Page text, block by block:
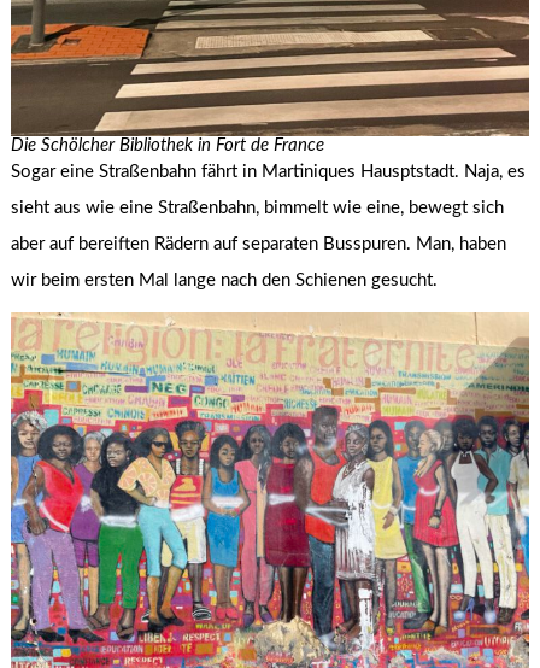
Die Schölcher Bibliothek in Fort de France
Sogar eine Straßenbahn fährt in Martiniques Hausptstadt. Naja, es
sieht aus wie eine Straßenbahn, bimmelt wie eine, bewegt sich
aber auf bereiften Rädern auf separaten Busspuren. Man, haben
wir beim ersten Mal lange nach den Schienen gesucht.